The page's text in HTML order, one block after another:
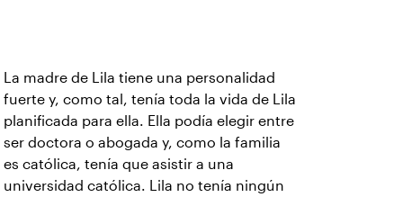
La madre de Lila tiene una personalidad
fuerte y, como tal, tenía toda la vida de Lila
planificada para ella. Ella podía elegir entre
ser doctora o abogada y, como la familia
es católica, tenía que asistir a una
universidad católica. Lila no tenía ningún